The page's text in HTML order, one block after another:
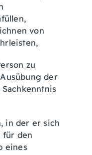
von
zu
der
in der er sich
für den
eines